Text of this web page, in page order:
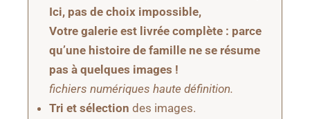
Ici, pas de choix impossible,
Votre galerie est livrée complète : parce
qu’une histoire de famille ne se résume
pas à quelques images !
fichiers numériques haute définition.
Tri et sélection des images.